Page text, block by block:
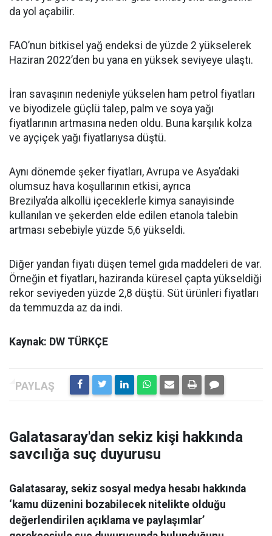
da yol açabilir.
FAO’nun bitkisel yağ endeksi de yüzde 2 yükselerek
Haziran 2022’den bu yana en yüksek seviyeye ulaştı.
İran savaşının nedeniyle yükselen ham petrol fiyatları
ve biyodizele güçlü talep, palm ve soya yağı
fiyatlarının artmasına neden oldu. Buna karşılık kolza
ve ayçiçek yağı fiyatlarıysa düştü.
Aynı dönemde şeker fiyatları, Avrupa ve Asya’daki
olumsuz hava koşullarının etkisi, ayrıca
Brezilya’da alkollü içeceklerle kimya sanayisinde
kullanılan ve şekerden elde edilen etanola talebin
artması sebebiyle yüzde 5,6 yükseldi.
Diğer yandan fiyatı düşen temel gıda maddeleri de var.
Örneğin et fiyatları, haziranda küresel çapta yükseldiği
rekor seviyeden yüzde 2,8 düştü. Süt ürünleri fiyatları
da temmuzda az da indi.
Kaynak: DW TÜRKÇE
Galatasaray'dan sekiz kişi hakkında
savcılığa suç duyurusu
Galatasaray, sekiz sosyal medya hesabı hakkında
‘kamu düzenini bozabilecek nitelikte olduğu
değerlendirilen açıklama ve paylaşımlar’